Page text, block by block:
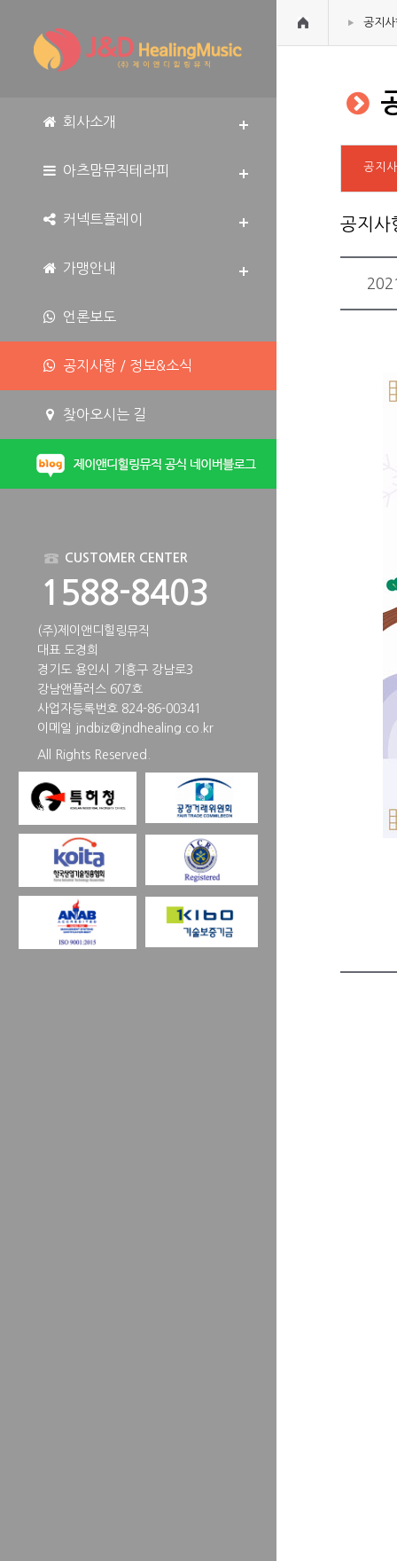
공지
공지
공지사
회사소개
아츠맘뮤직테라피
커넥트플레이
가맹안내
언론보도
공지사항 / 정보&소식
찾아오시는 길
CUSTOMER CENTER
1588-8403
(주)제이앤디힐링뮤직
대표 도경희
경기도 용인시 기흥구 강남로3
강남앤플러스 607호
사업자등록번호 824-86-00341
이메일 jndbiz@jndhealing.co.kr
All Rights Reserved.